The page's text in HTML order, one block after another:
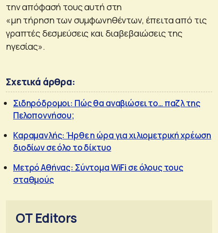
την απόφασή τους αυτή στη
«μη τήρηση των συμφωνηθέντων, έπειτα από τις
γραπτές δεσμεύσεις και διαβεβαιώσεις της
ηγεσίας».
Σχετικά άρθρα:
Σιδηρόδρομοι: Πώς θα αναβιώσει το… παζλ της
Πελοποννήσου;
Καραμανλής: Ήρθε η ώρα για χιλιομετρική χρέωση
διοδίων σε όλο το δίκτυο
Μετρό Αθήνας: Σύντομα WiFi σε όλους τους
σταθμούς
OT Editors